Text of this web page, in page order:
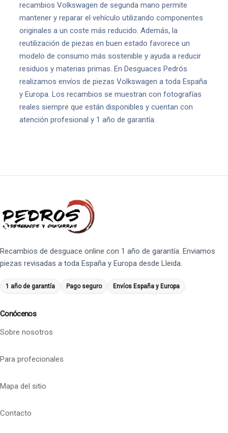
recambios Volkswagen de segunda mano permite
mantener y reparar el vehículo utilizando componentes
originales a un coste más reducido. Además, la
reutilización de piezas en buen estado favorece un
modelo de consumo más sostenible y ayuda a reducir
residuos y materias primas. En Desguaces Pedrós
realizamos envíos de piezas Volkswagen a toda España
y Europa. Los recambios se muestran con fotografías
reales siempre que están disponibles y cuentan con
atención profesional y 1 año de garantía.
Recambios de desguace online con 1 año de garantía. Enviamos
piezas revisadas a toda España y Europa desde Lleida.
1 año de garantía Pago seguro Envíos España y Europa
Conócenos
Sobre nosotros
Para profecionales
Mapa del sitio
Contacto